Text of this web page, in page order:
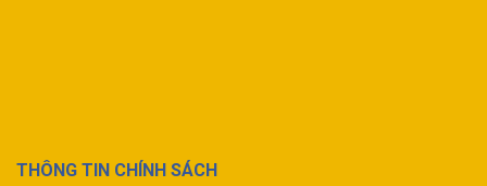
THÔNG TIN CHÍNH SÁCH